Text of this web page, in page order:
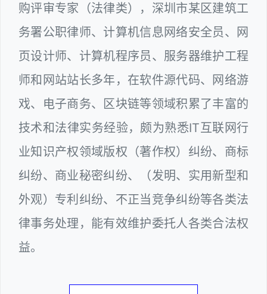
购评审专家（法律类），深圳市某区建筑工
务署公职律师、计算机信息网络安全员、网
页设计师、计算机程序员、服务器维护工程
师和网站站长多年，在软件源代码、网络游
戏、电子商务、区块链等领域积累了丰富的
技术和法律实务经验，颇为熟悉IT互联网行
业知识产权领域版权（著作权）纠纷、商标
纠纷、商业秘密纠纷、（发明、实用新型和
外观）专利纠纷、不正当竞争纠纷等各类法
律事务处理，能有效维护委托人各类合法权
益。